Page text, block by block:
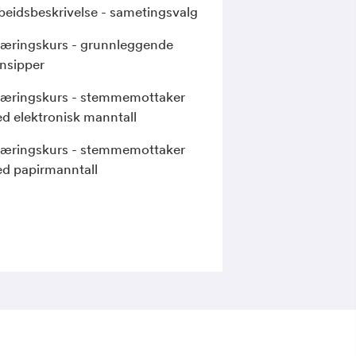
- sametingsvalg
- grunnleggende
- stemmemottaker
elektronisk manntall
- stemmemottaker
papirmanntall